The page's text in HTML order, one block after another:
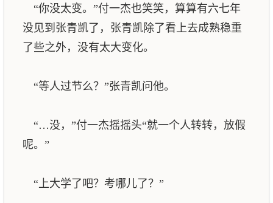
“你没太变。”付一杰也笑笑，算算有六七年
没见到张青凯了，张青凯除了看上去成熟稳重
了些之外，没有太大变化。
“等人过节么？”张青凯问他。
“…没，”付一杰摇摇头“就一个人转转，放假
呢。”
“上大学了吧？考哪儿了？”